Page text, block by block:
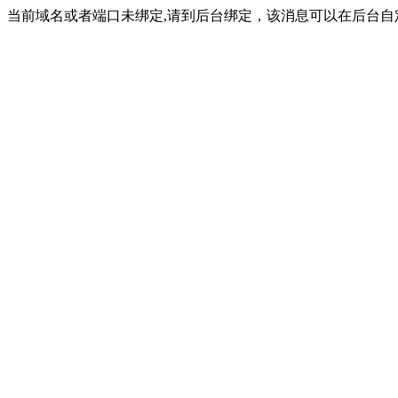
当前域名或者端口未绑定,请到后台绑定，该消息可以在后台自